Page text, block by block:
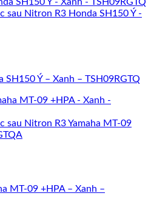
Ý – Xanh – TSH09RGTQ
MT-09 +HPA – Xanh –